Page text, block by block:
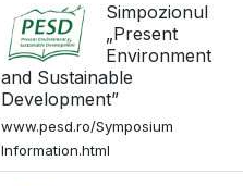
Simpozionul
„Present
Environment
and Sustainable
Development”
www.pesd.ro/Symposium
Information.html